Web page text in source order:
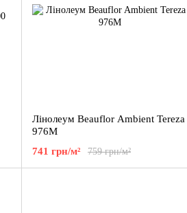
Лінолеум Beauflor Ambient Tereza
976M
759 грн/м²
741 грн/м²